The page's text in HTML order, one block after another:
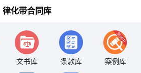
律化带合同库
文书库 条款库 案例库